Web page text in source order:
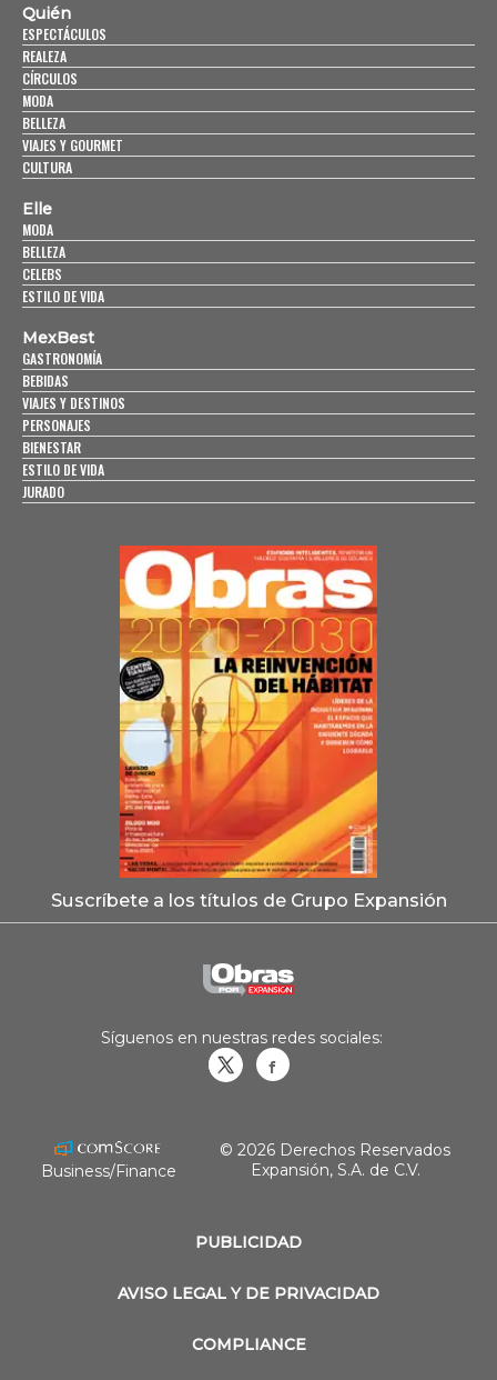
Quién
ESPECTÁCULOS
REALEZA
CÍRCULOS
MODA
BELLEZA
VIAJES Y GOURMET
CULTURA
Elle
MODA
BELLEZA
CELEBS
ESTILO DE VIDA
MexBest
GASTRONOMÍA
BEBIDAS
VIAJES Y DESTINOS
PERSONAJES
BIENESTAR
ESTILO DE VIDA
JURADO
Suscríbete a los títulos de Grupo Expansión
PUBLICIDAD
AVISO LEGAL Y DE PRIVACIDAD
COMPLIANCE
Síguenos en nuestras redes sociales:
Business/Finance
© 2026 Derechos Reservados
Expansión, S.A. de C.V.